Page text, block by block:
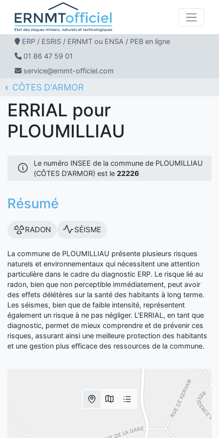
ERP / ESRIS / ERNMT ou ENSA / PEB en ligne
01 86 47 59 01
service@ernmt-officiel.com
ERNMT Officiel
ERRIAL
CÔTES D'ARMOR
PLOUMILLIAU
ERRIAL pour
PLOUMILLIAU
Le numéro INSEE de la commune de PLOUMILLIAU
(CÔTES D'ARMOR) est le 22226
Résumé
RADON SÉISME
La commune de PLOUMILLIAU présente plusieurs risques
naturels et environnementaux qui nécessitent une attention
particulière dans le cadre du diagnostic ERP. Le risque lié au
radon, bien que non perceptible immédiatement, peut avoir
des effets délétères sur la santé des habitants à long terme.
Les séismes, bien que de faible intensité, représentent
également un risque à ne pas négliger. L'ERRIAL, en tant que
diagnostic, permet de mieux comprendre et de prévenir ces
risques, assurant ainsi une meilleure protection des habitants
et une gestion plus efficace des ressources de la commune.